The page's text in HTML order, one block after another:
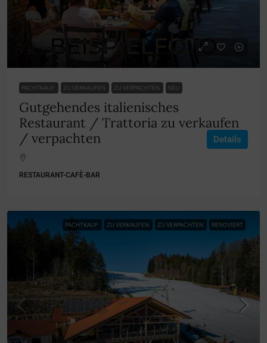
250.000€
PACHTKAUF ZU VERKAUFEN ZU VERPACHTEN NEU
Gutgehendes italienisches
Restaurant / Trattoria zu verkaufen
/ verpachten
RESTAURANT-CAFÈ-BAR
Details
PACHTKAUF ZU VERKAUFEN ZU VERPACHTEN RENOVIERT